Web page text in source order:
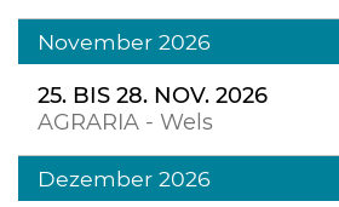
November 2026
25. BIS 28. NOV. 2026
AGRARIA - Wels
Dezember 2026